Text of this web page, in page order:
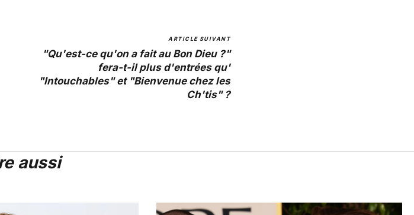
ARTICLE SUIVANT
"Qu'est-ce qu'on a fait au Bon Dieu ?"
fera-t-il plus d'entrées qu'
"Intouchables" et "Bienvenue chez les
Ch'tis" ?
aussi